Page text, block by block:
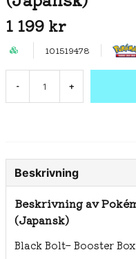
1 199 kr
101519478
- +
Beskrivning
Beskrivning av
(Japansk)
Black Bolt– Booster